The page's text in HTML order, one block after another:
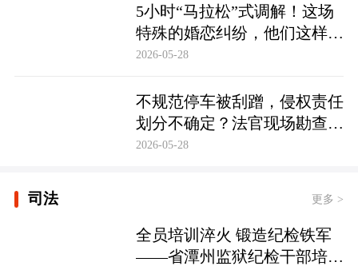
5小时“马拉松”式调解！这场
特殊的婚恋纠纷，他们这样化
解……
2026-05-28
不规范停车被刮蹭，侵权责任
划分不确定？法官现场勘查定
争纷
2026-05-28
司法 更多 >
全员培训淬火 锻造纪检铁军
——省潭州监狱纪检干部培训